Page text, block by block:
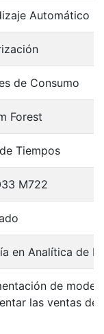
Automático
de Consumo
Forest
Tiempos
M722
en Analítica de
de
las ventas de